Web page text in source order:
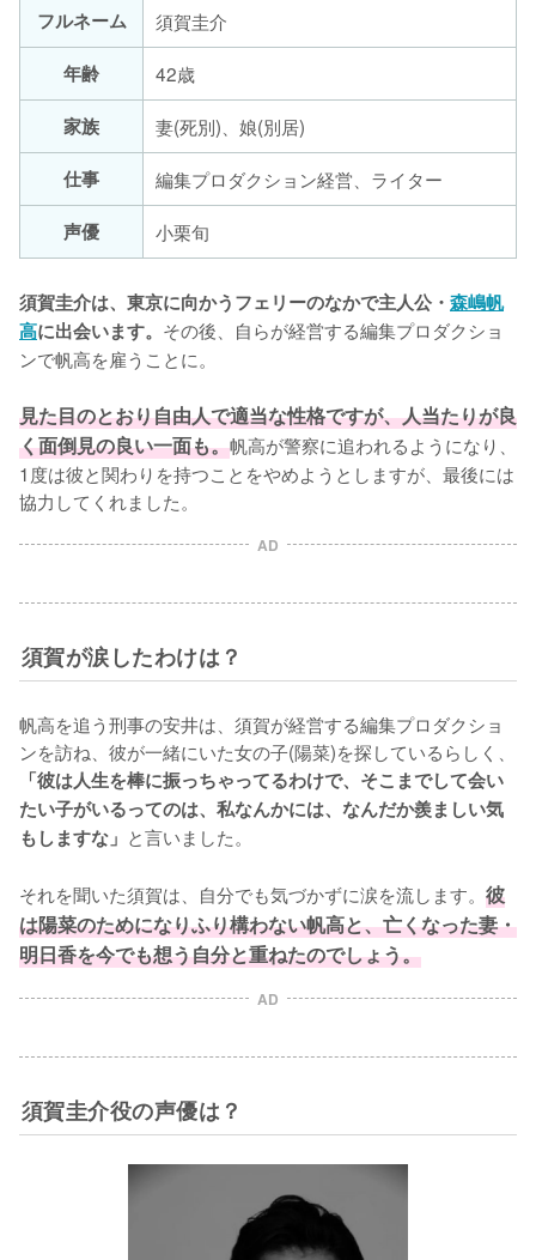
フルネーム
須賀圭介
年齢
42歳
家族
妻(死別)、娘(別居)
仕事
編集プロダクション経営、ライター
声優
小栗旬
須賀圭介は、東京に向かうフェリーのなかで主人公・ 森嶋帆
高に出会います。 その後、自らが経営する編集プロダクショ
ンで帆高を雇うことに。
見た目のとおり自由人で適当な性格ですが、人当たりが良
く面倒見の良い一面も。帆高が警察に追われるようになり、
1度は彼と関わりを持つことをやめようとしますが、最後には
協力してくれました。
AD
須賀が涙したわけは？
帆高を追う刑事の安井は、須賀が経営する編集プロダクショ
ンを訪ね、彼が一緒にいた女の子(陽菜)を探しているらしく、
「彼は人生を棒に振っちゃってるわけで、そこまでして会い
たい子がいるってのは、私なんかには、なんだか羨ましい気
もしますな」 と言いました。
それを聞いた須賀は、自分でも気づかずに涙を流します。 彼
は陽菜のためになりふり構わない帆高と、亡くなった妻・
明日香を今でも想う自分と重ねたのでしょう。
AD
須賀圭介役の声優は？